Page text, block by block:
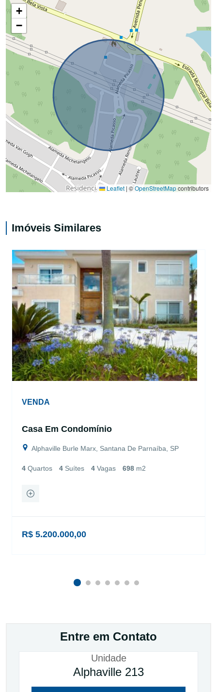
+
−
Leaflet | ©OpenStreetMapcontributors
Imóveis Similares
VENDA
Casa Em Condomínio
Alphaville Burle Marx, Santana De Parnaíba, SP
4 Quartos 4 Suítes 4 Vagas 698 m2
R$ 5.200.000,00
Entre em Contato
Unidade
Alphaville 213